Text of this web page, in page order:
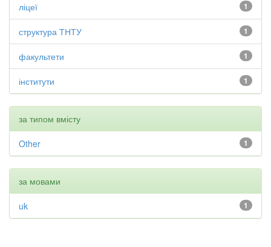
1
ліцеї
1
структура ТНТУ
1
факультети
1
інститути
за типом вмісту
1
Other
за мовами
1
uk